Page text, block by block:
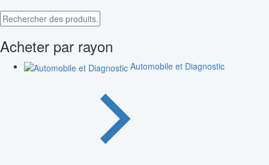
Acheter par rayon
Automobile et Diagnostic